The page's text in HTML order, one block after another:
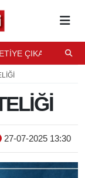
ÇIKARIYOR
27-07-2025 13:30